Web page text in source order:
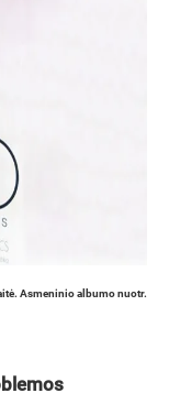
Asmeninio albumo nuotr.